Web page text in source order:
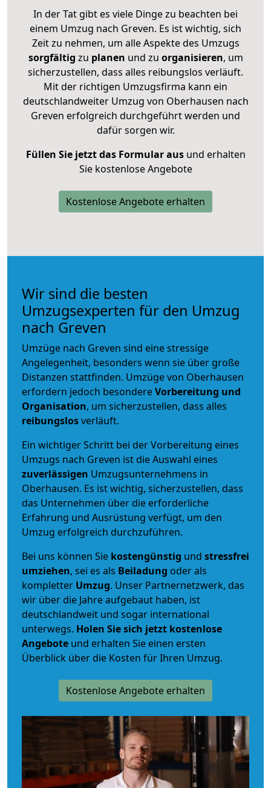
In der Tat gibt es viele Dinge zu beachten bei
einem Umzug nach Greven. Es ist wichtig, sich
Zeit zu nehmen, um alle Aspekte des Umzugs
sorgfältig zu planen und zu organisieren, um
sicherzustellen, dass alles reibungslos verläuft.
Mit der richtigen Umzugsfirma kann ein
deutschlandweiter Umzug von Oberhausen nach
Greven erfolgreich durchgeführt werden und
dafür sorgen wir.
Füllen Sie jetzt das Formular ausund erhalten
Sie kostenlose Angebote
Kostenlose Angebote erhalten
Wir sind die besten
Umzugsexperten für den Umzug
nach Greven
Umzüge nach Greven sind eine stressige
Angelegenheit, besonders wenn sie über große
Distanzen stattfinden. Umzüge von Oberhausen
erfordern jedoch besondereVorbereitung und
Organisation, um sicherzustellen, dass alles
reibungslosverläuft.
Ein wichtiger Schritt bei der Vorbereitung eines
Umzugs nach Greven ist die Auswahl eines
zuverlässigen Umzugsunternehmens in
Oberhausen. Es ist wichtig, sicherzustellen, dass
das Unternehmen über die erforderliche
Erfahrung und Ausrüstung verfügt, um den
Umzug erfolgreich durchzuführen.
Bei uns können Sie kostengünstig und stressfrei
umziehen, sei es als Beiladung oder als
kompletter Umzug. Unser Partnernetzwerk, das
wir über die Jahre aufgebaut haben, ist
deutschlandweit und sogar international
unterwegs. Holen Sie sich jetzt kostenlose
Angebote und erhalten Sie einen ersten
Überblick über die Kosten für Ihren Umzug.
Kostenlose Angebote erhalten